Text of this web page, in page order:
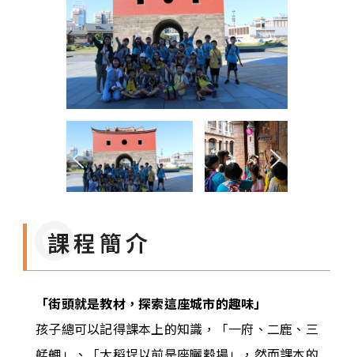
課程簡介
「街頭就是教材，探索這座城市的趣味」
孩子總可以記得課本上的知識，「一府、二鹿、三